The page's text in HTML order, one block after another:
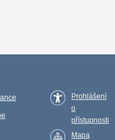
Prohlášení
o
přístupnosti
Mapa